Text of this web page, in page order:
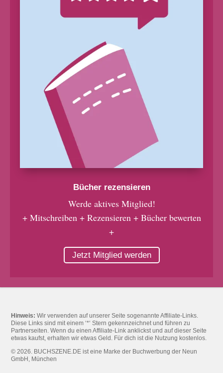
Bücher rezensieren
Werde aktives Mitglied!
+ Mitschreiben + Rezensieren + Bücher bewerten
+
Jetzt Mitglied werden
Hinweis: Wir verwenden auf unserer Seite sogenannte Affiliate-Links.
Diese Links sind mit einem ‘*‘ Stern gekennzeichnet und führen zu
Partnerseiten. Wenn du einen Affiliate-Link anklickst und auf dieser Seite
etwas kaufst, erhalten wir etwas Geld. Für dich ist die Nutzung kostenlos.
© 2026. BUCHSZENE.DE ist eine Marke der Buchwerbung der Neun
GmbH, München